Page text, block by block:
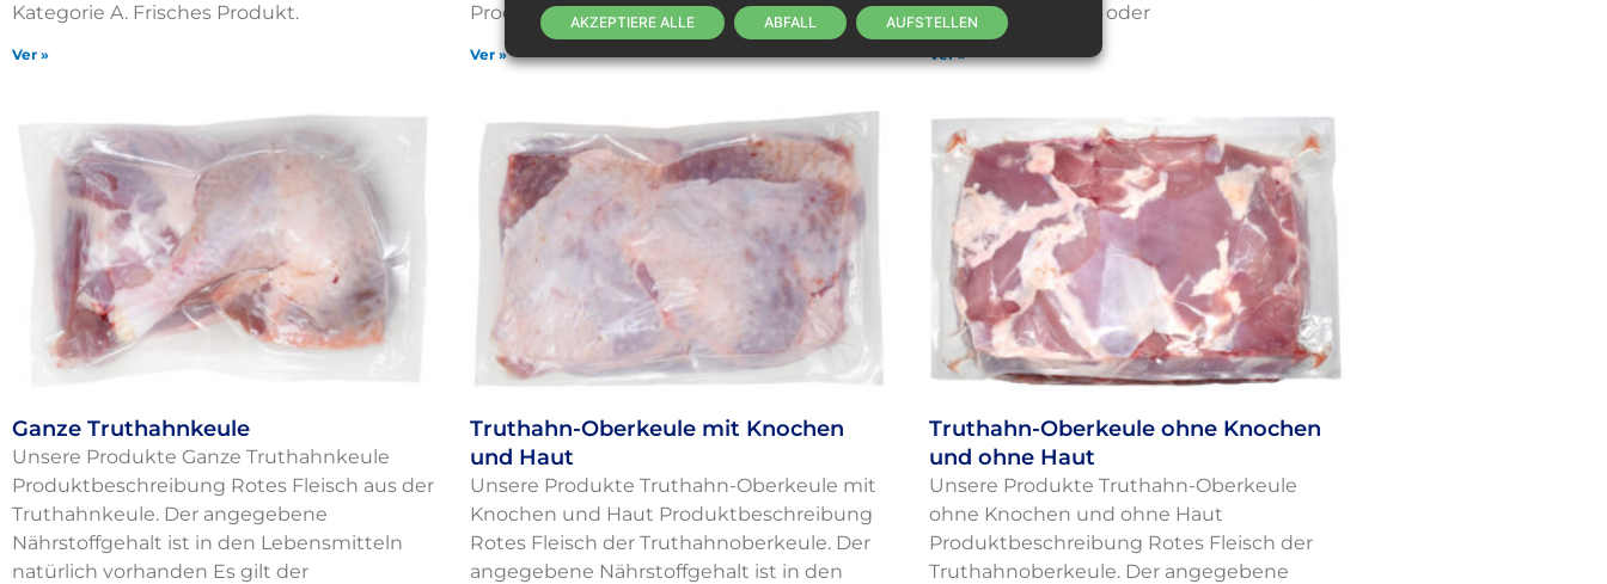
Kategorie A. Frisches Produkt.
Ver »
Produktname oder eine Bezugnahme
Ver »
der Produktname oder
Ver »
Ganze Truthahnkeule
Unsere Produkte Ganze Truthahnkeule
Produktbeschreibung Rotes Fleisch aus der
Truthahnkeule. Der angegebene
Nährstoffgehalt ist in den Lebensmitteln
natürlich vorhanden Es gilt der
Truthahn-Oberkeule mit Knochen
und Haut
Unsere Produkte Truthahn-Oberkeule mit
Knochen und Haut Produktbeschreibung
Rotes Fleisch der Truthahnoberkeule. Der
angegebene Nährstoffgehalt ist in den
Truthahn-Oberkeule ohne Knochen
und ohne Haut
Unsere Produkte Truthahn-Oberkeule
ohne Knochen und ohne Haut
Produktbeschreibung Rotes Fleisch der
Truthahnoberkeule. Der angegebene
AKZEPTIERE ALLE ABFALL AUFSTELLEN